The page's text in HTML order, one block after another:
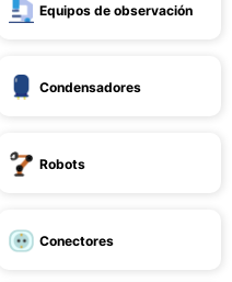
Equipos de observación
Condensadores
Robots
Conectores